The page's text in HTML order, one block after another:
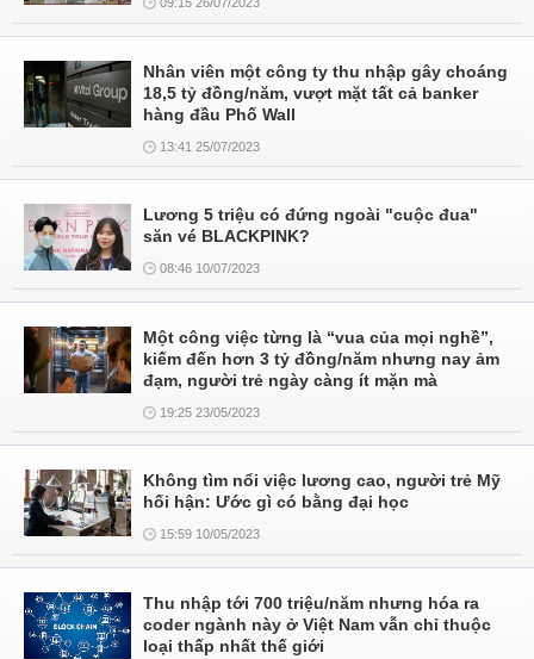
Nhân viên một công ty thu nhập gây choáng
18,5 tỷ đồng/năm, vượt mặt tất cả banker
hàng đầu Phố Wall
13:41 25/07/2023
Lương 5 triệu có đứng ngoài "cuộc đua"
săn vé BLACKPINK?
08:46 10/07/2023
Một công việc từng là “vua của mọi nghề”,
kiếm đến hơn 3 tỷ đồng/năm nhưng nay ảm
đạm, người trẻ ngày càng ít mặn mà
19:25 23/05/2023
Không tìm nổi việc lương cao, người trẻ Mỹ
hối hận: Ước gì có bằng đại học
15:59 10/05/2023
Thu nhập tới 700 triệu/năm nhưng hóa ra
coder ngành này ở Việt Nam vẫn chỉ thuộc
loại thấp nhất thế giới